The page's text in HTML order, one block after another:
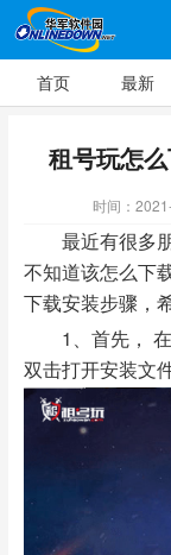
首页 最新
租号玩怎
时间：
最近有很多朋
不知道该怎么下
下载安装步骤，
1、首先， 在
双击打开安装文